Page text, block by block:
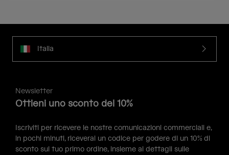
Italia
Newsletter
Ottieni uno sconto del 10%
Iscriviti per ricevere le nostre comunicazioni commerciali e,
in pochi minuti, riceverai un codice per godere di un 10% di
sconto sul tuo primo ordine, insieme ai dettagli sulle